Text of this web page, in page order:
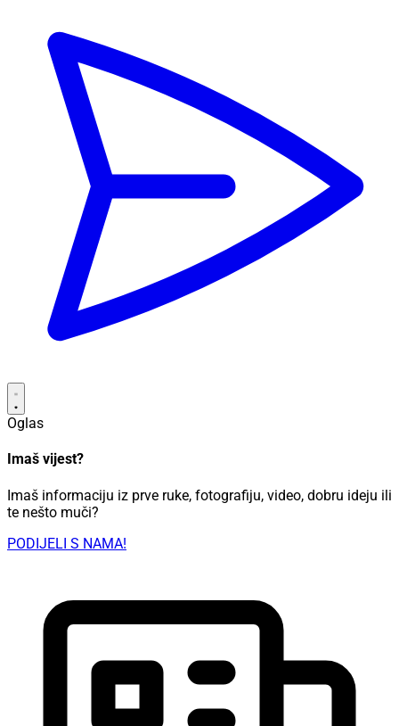
Oglas
Imaš vijest?
Imaš informaciju iz prve ruke, fotografiju, video, dobru ideju ili
te nešto muči?
PODIJELI S NAMA!